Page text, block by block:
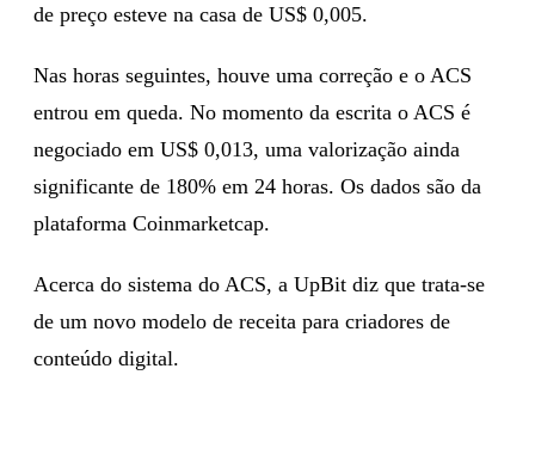
de preço esteve na casa de US$ 0,005.
Nas horas seguintes, houve uma correção e o ACS
entrou em queda. No momento da escrita o ACS é
negociado em US$ 0,013, uma valorização ainda
significante de 180% em 24 horas. Os dados são da
plataforma Coinmarketcap.
Acerca do sistema do ACS, a UpBit diz que trata-se
de um novo modelo de receita para criadores de
conteúdo digital.